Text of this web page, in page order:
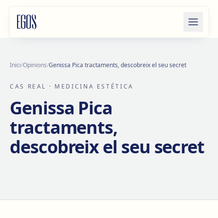
Inici/Opinions/Genissa Pica tractaments, descobreix el seu secret
CAS REAL · MEDICINA ESTÉTICA
Genissa Pica
tractaments,
descobreix el seu secret